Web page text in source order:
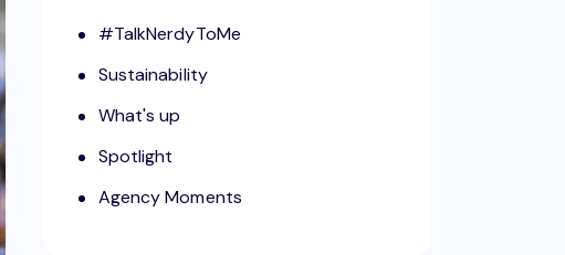
#TalkNerdyToMe
Sustainability
What's up
Spotlight
Agency Moments